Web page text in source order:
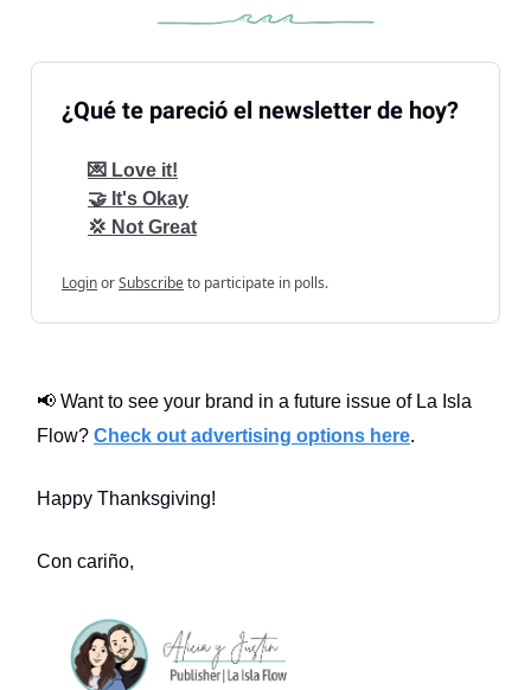
¿Qué te pareció el newsletter de hoy?
💌 Love it!
🤝 It's Okay
💢 Not Great
LoginorSubscribeto participate in polls.
📢 Want to see your brand in a future issue of La Isla
Flow? Check out advertising options here.
Happy Thanksgiving!
Con cariño,